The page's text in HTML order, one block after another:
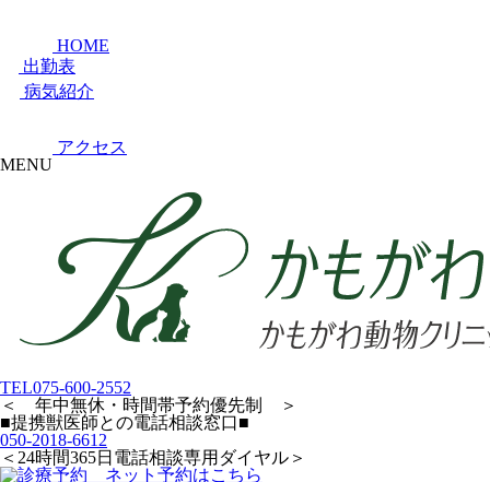
HOME
出勤表
病気紹介
アクセス
MENU
TEL075-600-2552
＜ 年中無休・時間帯予約優先制 ＞
■提携獣医師との電話相談窓口■
050-2018-6612
＜24時間365日電話相談専用ダイヤル＞